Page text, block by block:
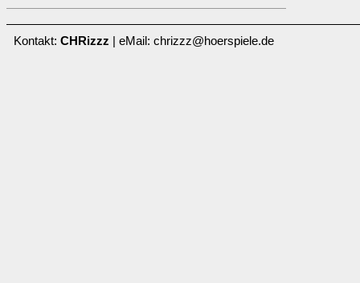
Kontakt: CHRizzz | eMail: chrizzz@hoerspiele.de